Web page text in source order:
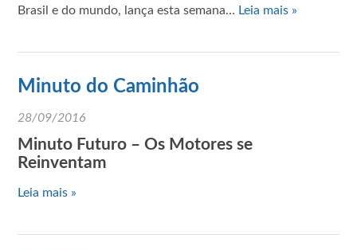
Brasil e do mundo, lança esta semana… Leia mais »
Minuto do Caminhão
28/09/2016
Minuto Futuro – Os Motores se
Reinventam
Leia mais »